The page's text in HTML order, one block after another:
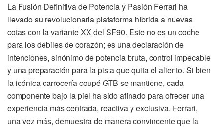
La Fusión Definitiva de Potencia y Pasión Ferrari ha
llevado su revolucionaria plataforma híbrida a nuevas
cotas con la variante XX del SF90. Este no es un coche
para los débiles de corazón; es una declaración de
intenciones, sinónimo de potencia bruta, control impecable
y una preparación para la pista que quita el aliento. Si bien
la icónica carrocería coupé GTB se mantiene, cada
componente bajo la piel ha sido afinado para ofrecer una
experiencia más centrada, reactiva y exclusiva. Ferrari,
una vez más, demuestra de manera convincente que la